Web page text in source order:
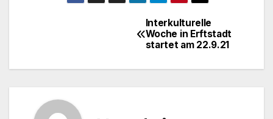
Beitragsnavigation
Interkulturelle
Woche in Erftstadt
startet am 22.9.21